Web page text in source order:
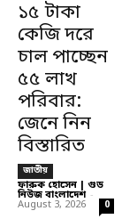
১৫ টাকা
কেজি দরে
চাল পাচ্ছেন
৫৫ লাখ
পরিবার:
জেনে নিন
বিস্তারিত
জাতীয়
ফারুক হোসেন | গুড
নিউজ বাংলাদেশ -
August 3, 2026 0